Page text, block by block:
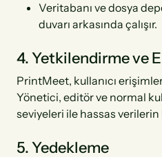
Veritabanı ve dosya
duvarı arkasında çalışır.
4. Yetkilendirme ve
PrintMeet, kullanıcı
Yönetici, editör ve normal
seviyeleri ile hassas verilerin
5. Yedekleme